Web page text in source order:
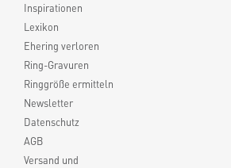
Inspirationen
Lexikon
Ehering verloren
Ring-Gravuren
Ringgröße ermitteln
Newsletter
Datenschutz
AGB
Versand und